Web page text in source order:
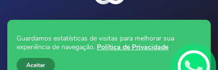
Guardamos estatísticas de visitas para melhorar sua
experiência de navegação. Política de Privacidade
Aceitar